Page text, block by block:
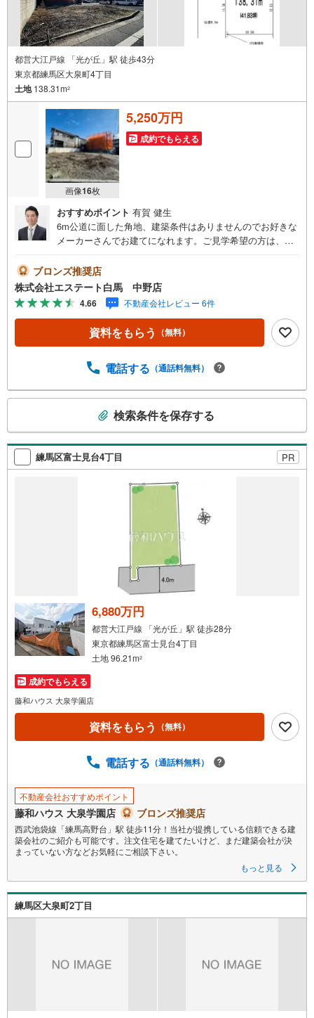
都営大江戸線 「光が丘」駅 徒歩43分
東京都練馬区大泉町4丁目
土地138.31m2
画像16枚
5,250万円
成約でもらえる
おすすめポイント 有賀 健生
6m公道に面した角地、建築条件はありませんのでお好きな
メーカーさんでお建てになれます。ご見学希望の方は、右
ーしてください。＜エステート白馬が選ばれる4つのポイン
ト＞1.提携FPへの無料個別相談サービス社外の中立的なフ
ァイナンシャルプランナーと無料相談できます。ローン返
済計画以外にも保険や教育資金、老後資金など、ライフプ
ラン作成も無料でご利用頂けます。2.自社グループでリフ
ォーム、新築請負グループ会社「白馬建設株式会社」に
す。3.年中無休で営業しております営業時間:9:30～19:00
触でのご見学・お打ち合わせも可能ですWEB会議システム
等を活用した、非接触でのお打ち合わせ、「ITを活用した
重要事項説明」による非接触での契約手続きも可能です。
ブロンズ推奨店
株式会社エステート白馬 中野店
4.66 不動産会社レビュー 6件
資料をもらう （無料）
電話する （通話料無料）
検
索
条
る
・
条
件
マ
イ
ペ
ジ
存
す
る
検索条件を保存する
練馬区富士見台4丁目 PR
6,880万円
都営大江戸線 「光が丘」駅 徒歩28分
東京都練馬区富士見台4丁目
土地 96.21m2
成約でもらえる
藤和ハウス 大泉学園店
資料をもらう （無料）
電話する （通話料無料）
不動産会社おすすめポイント
藤和ハウス 大泉学園店 ブロンズ推奨店
西武池袋線「練馬高野台」駅 徒歩11分！当社が提携している信頼できる建
築会社のご紹介も可能です。注文住宅を建てたいけど、まだ建築会社が決
まっていない方などお気軽にご相談下さい。
もっと見る
練馬区大泉町2丁目